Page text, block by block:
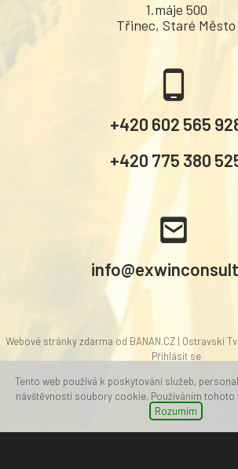
1.máje 500
Třinec, Staré Město
+420 602 565
+420 775 380
Webové stránky zdarma od BANAN.CZ| Ostravski
Přihlásit se
Tento web používá k poskytování služeb,
návštěvnosti soubory cookie. Používáním tohoto
Rozumím